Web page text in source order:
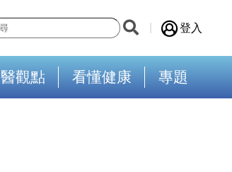
登入
醫觀點 看懂健康 專題